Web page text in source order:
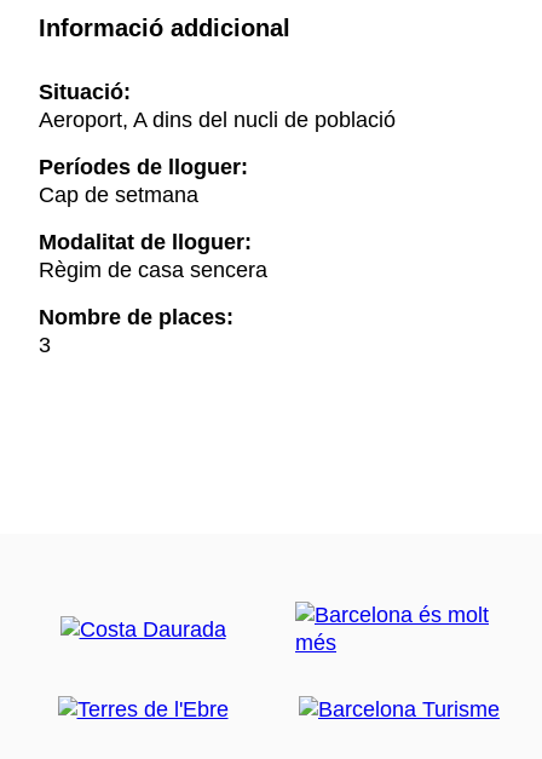
Informació addicional
Situació:
Aeroport, A dins del nucli de població
Períodes de lloguer:
Cap de setmana
Modalitat de lloguer:
Règim de casa sencera
Nombre de places:
3